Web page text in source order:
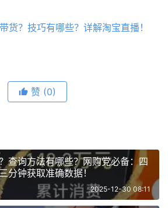
货？技巧有哪些？详解淘宝直播！
赞 (0)
查询方法有哪些？网购党必备：四
分钟获取准确数据！
2025-12-30 08:11